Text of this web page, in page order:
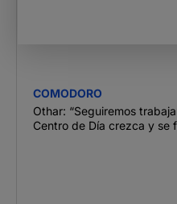
COMODORO
Othar: “Seguiremos
Centro de Día crezca y se